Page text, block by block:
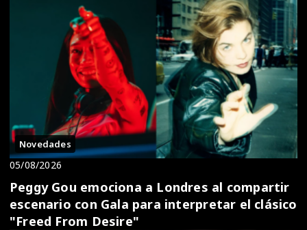
Novedades
05/08/2026
Peggy Gou emociona a Londres al compartir
escenario con Gala para interpretar el clásico
"Freed From Desire"